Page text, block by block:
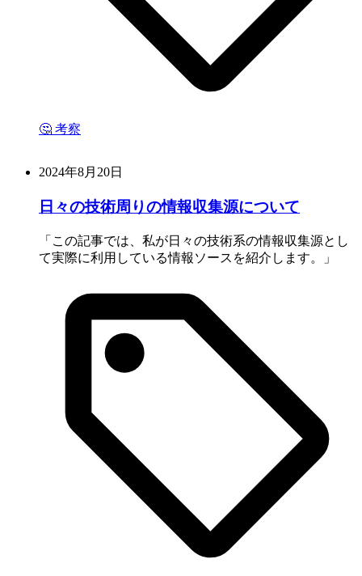
🤔 考察
2024年8月20日
日々の技術周りの情報収集源について
この記事では、私が日々の技術系の情報収集源とし
て実際に利用している情報ソースを紹介します。